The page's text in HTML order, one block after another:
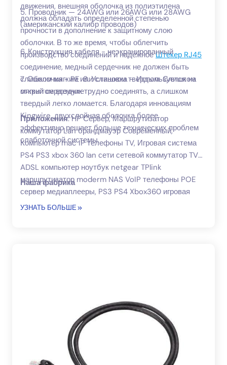
движения, внешняя оболочка из полиэтилена
должна обладать определенной степенью
прочности в дополнение к защитному слою
оболочки. В то же время, чтобы облегчить
производство соединений и надежноеШтекер RJ45
соединение, медный сердечник не должен быть
слишком мягким или слишком твердым. Слишком
мягкий сердечник трудно соединять, а слишком
твердый легко ломается. Благодаря инновациям
Kingwire, двухслойная оболочка более
эффективно решает больше технических проблем
слаботочной системы.
5. Проводник — 24AWG или 26AWG или 28AWG
(американский калибр проводов)
6. Конструкция кабеля - неэкранированный
7. Оболочка - PE 8. Установка – Используется на
открытом воздухе
Приложения: HP Сервер, Маршрутизатор
коммутатор Lan брандмауэр Современный,
Компьютер mac IP телефоны TV, Игровая система
PS4 PS3 xbox 360 lan сети сетевой коммутатор TV
ADSL компьютер ноутбук netgear TPlink
маршрутизатор moderm NAS VoIP телефоны POE
сервер медиаплееры, PS3 PS4 Xbox360 игровая
система.
Наша фабрика
УЗНАТЬ БОЛЬШЕ